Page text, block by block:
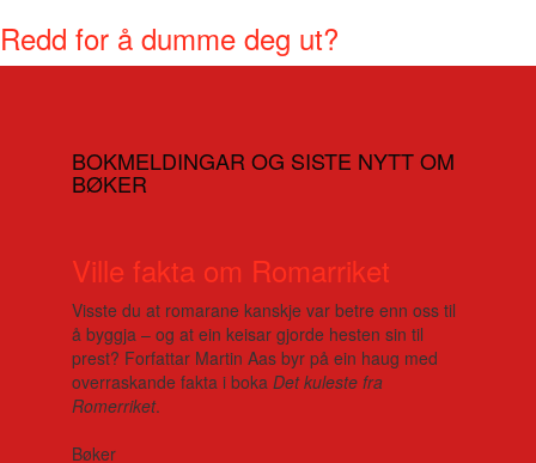
Redd for å dumme deg ut?
BOKMELDINGAR OG SISTE NYTT OM
BØKER
Ville fakta om Romarriket
Visste du at romarane kanskje var betre enn oss til
å byggja – og at ein keisar gjorde hesten sin til
prest? Forfattar Martin Aas byr på ein haug med
overraskande fakta i boka Det kuleste fra
Romerriket.
Bøker